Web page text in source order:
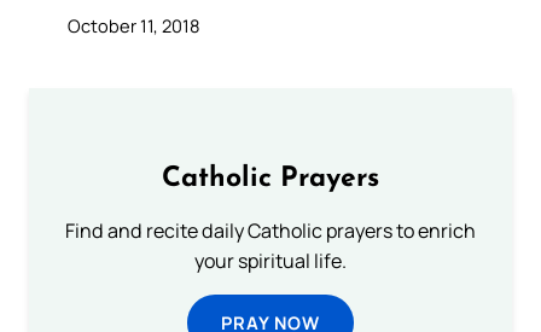
October 11, 2018
Catholic Prayers
Find and recite daily Catholic prayers to enrich
your spiritual life.
PRAY NOW